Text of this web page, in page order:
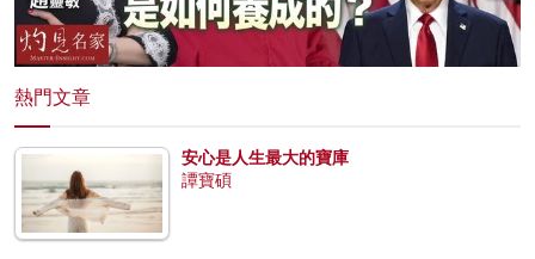
熱門文章
安心是人生最大的寶庫
譚寶碩